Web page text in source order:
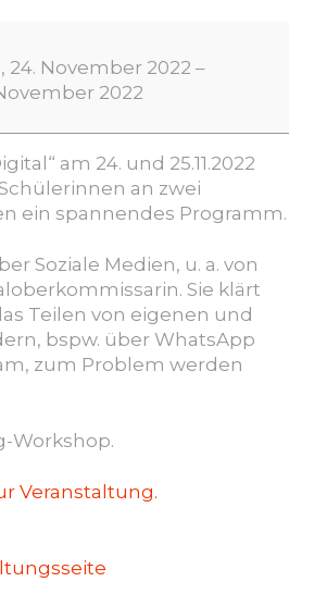
24. November 2022 –
2022
“ am 24. und 25.11.2022
an zwei
ein spannendes Programm.
Soziale Medien, u. a. von
Sie klärt
Teilen von eigenen und
bspw. über WhatsApp
zum Problem werden
Workshop.
Veranstaltung.